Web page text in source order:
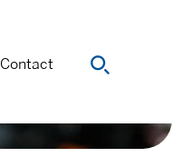
Contact